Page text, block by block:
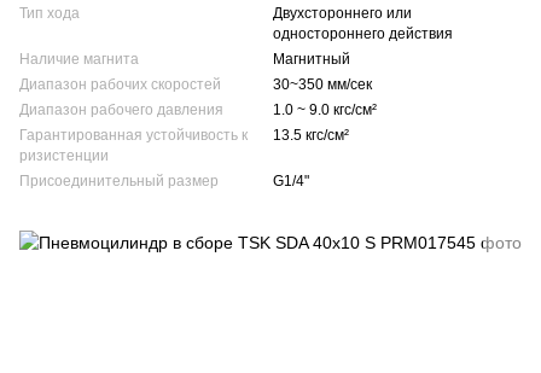
Тип хода
Двухстороннего или
одностороннего действия
Наличие магнита
Магнитный
Диапазон рабочих скоростей
30~350 мм/сек
Диапазон рабочего давления
1.0 ~ 9.0 кгс/см²
Гарантированная устойчивость к
ризистенции
13.5 кгс/см²
Присоединительный размер G1/4"